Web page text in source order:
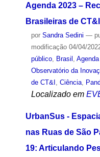
Agenda 2023 –
Brasileiras de
por Sandra Sedini —
modificação04/04/
público, Brasil
Observatório da
de CT&I
Ciência,
Localizado em
UrbanSus -
nas Ruas de São
19: Articulando